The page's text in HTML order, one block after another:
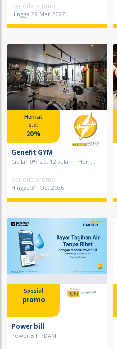
periode promo
Hingga 29 Mar 2027
Hemat
s.d.
20%
Genefit GYM
Cicilan 0% s.d. 12 bulan + Hem...
periode promo
Hingga 31 Oct 2026
Spesial
promo
Power bill
Power Bill PDAM